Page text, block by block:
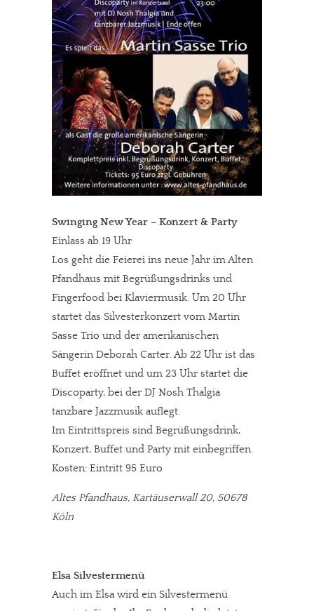
In eigener Sache
Werbung. Beide Einnahmequellen sind in den letzten Monaten
stark zurückgegangen.
Swinging New Year – Konzert & Party
Einlass ab 19 Uhr
Los geht die Feierei ins neue Jahr im Alten
Pfandhaus mit Begrüßungsdrinks und
Fingerfood bei Klaviermusik. Um 20 Uhr
startet das Silvesterkonzert vom Martin
Sasse Trio und der amerikanischen
Sängerin Deborah Carter. Ab 22 Uhr ist das
Buffet eröffnet und um 23 Uhr startet die
Discoparty, bei der DJ Nosh Thalgia
tanzbare Jazzmusik auflegt.
Im Eintrittspreis sind Begrüßungsdrink,
Konzert, Buffet und Party mit einbegriffen.
Kosten: Eintritt 95 Euro
Altes Pfandhaus, Kartäuserwall 20, 50678
Köln
Elsa Silvestermenü
Auch im Elsa wird ein Silvestermenü